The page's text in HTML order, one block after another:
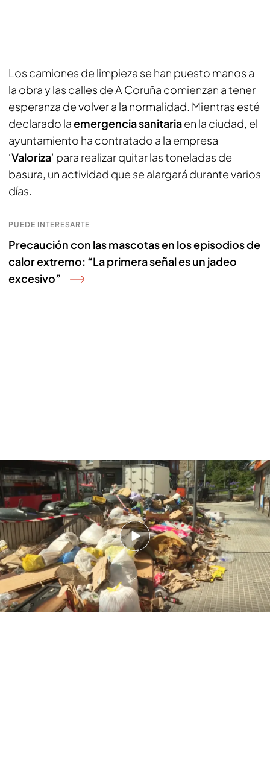
Los camiones de limpieza se han puesto manos a
la obra y las calles de A Coruña comienzan a tener
esperanza de volver a la normalidad. Mientras esté
declarado laemergencia sanitariaen la ciudad, el
ayuntamiento ha contratado a la empresa
‘Valoriza’ para realizar quitar las toneladas de
basura, un actividad que se alargará durante varios
días.
PUEDE INTERESARTE
Precaución con las mascotas en los episodios de
calor extremo: “La primera señal es un jadeo
excesivo”
A Coruña dice basta a la huelga de basuras, se declara la emergencia
sanitaria: “Allí está infame”